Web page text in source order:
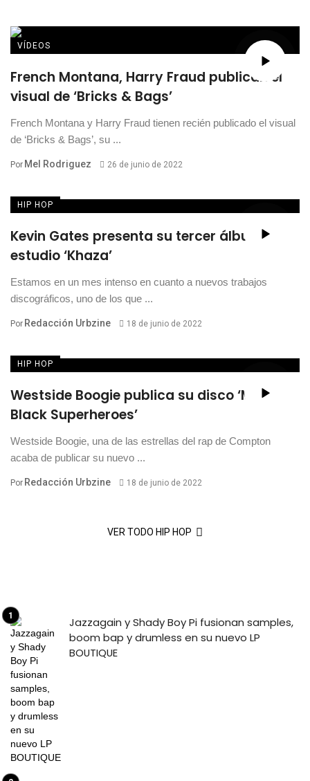
VÍDEOS
French Montana, Harry Fraud publican el
visual de ‘Bricks & Bags’
French Montana y Harry Fraud tienen recién publicado el visual
de ‘Bricks & Bags’, su ...
Por Mel Rodriguez 26 de junio de 2022
HIP HOP
Kevin Gates presenta su tercer álbum de
estudio ‘Khaza’
Estamos en un mes intenso en cuanto a nuevos trabajos
discográficos, uno de los que ...
Por Redacción Urbzine 18 de junio de 2022
HIP HOP
Westside Boogie publica su disco ‘More
Black Superheroes’
Westside Boogie, una de las estrellas del rap de Compton
acaba de publicar su nuevo ...
Por Redacción Urbzine 18 de junio de 2022
VER TODO HIP HOP
Jazzagain y Shady Boy Pi fusionan samples,
boom bap y drumless en su nuevo LP
BOUTIQUE